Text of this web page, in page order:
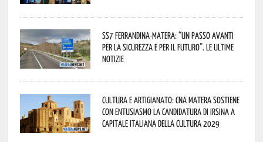
SS7 Ferrandina-Matera: “Un passo avanti
per la sicurezza e per il futuro”. Le ultime
notizie
Cultura e Artigianato: CNA Matera sostiene
con entusiasmo la candidatura di Irsina a
Capitale Italiana della Cultura 2029